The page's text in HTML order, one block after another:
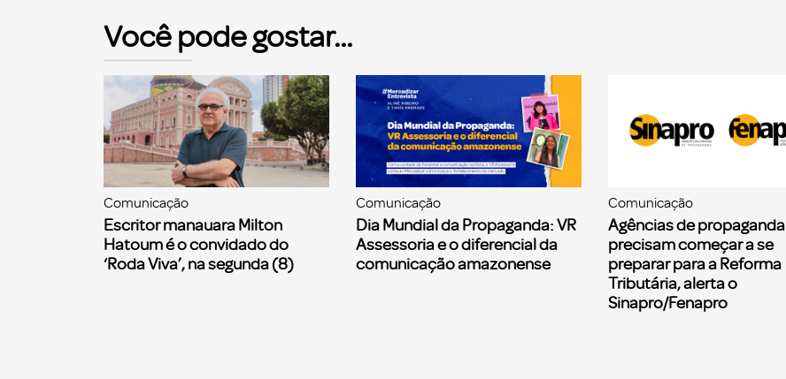
Você pode gostar...
Comunicação
Escritor manauara Milton
Hatoum é o convidado do
‘Roda Viva’, na segunda (8)
Comunicação
Dia Mundial da Propaganda: VR
Assessoria e o diferencial da
comunicação amazonense
Comunicação
Agências de propaganda
precisam começar a se
preparar para a Reforma
Tributária, alerta o
Sinapro/Fenapro